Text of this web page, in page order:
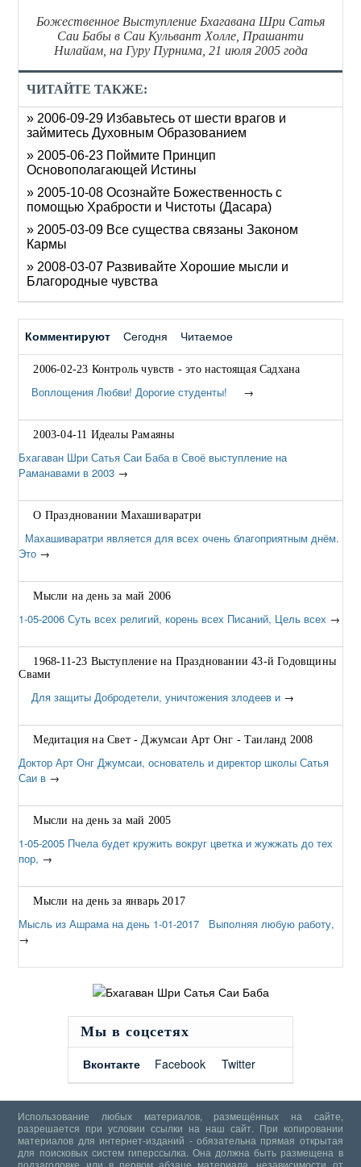
Божественное Выступление Бхагавана Шри Сатья
Саи Бабы в Саи Кульвант Холле, Прашанти
Нилайам, на Гуру Пурнима, 21 июля 2005 года
ЧИТАЙТЕ ТАКЖЕ:
» 2006-09-29 Избавьтесь от шести врагов и
займитесь Духовным Образованием
» 2005-06-23 Поймите Принцип
Основополагающей Истины
» 2005-10-08 Осознайте Божественность с
помощью Храбрости и Чистоты (Дасара)
» 2005-03-09 Все существа связаны Законом
Кармы
» 2008-03-07 Развивайте Хорошие мысли и
Благородные чувства
Комментируют Сегодня Читаемое
2006-02-23 Контроль чувств - это настоящая Садхана
Воплощения Любви! Дорогие студенты! →
2003-04-11 Идеалы Рамаяны
Бхагаван Шри Сатья Саи Баба в Своё выступление на
Раманавами в 2003 →
О Праздновании Махашиваратри
Махашиваратри является для всех очень благоприятным днём.
Это →
Мысли на день за май 2006
1-05-2006 Суть всех религий, корень всех Писаний, Цель всех →
1968-11-23 Выступление на Праздновании 43-й Годовщины
Свами
Для защиты Добродетели, уничтожения злодеев и →
Медитация на Свет - Джумсаи Арт Онг - Таиланд 2008
Доктор Арт Онг Джумсаи, основатель и директор школы Сатья
Саи в →
Мысли на день за май 2005
1-05-2005 Пчела будет кружить вокруг цветка и жужжать до тех
пор, →
Мысли на день за январь 2017
Мысль из Ашрама на день 1-01-2017 Выполняя любую работу,
→
Мы в соцсетях
Вконтакте
Facebook Twitter
Использование любых материалов, размещённых на сайте,
разрешается при условии ссылки на наш сайт. При копировании
материалов для интернет-изданий - обязательна прямая открытая
для поисковых систем гиперссылка. Она должна быть размещена в
подзаголовке или в первом абзаце материала, независимости от